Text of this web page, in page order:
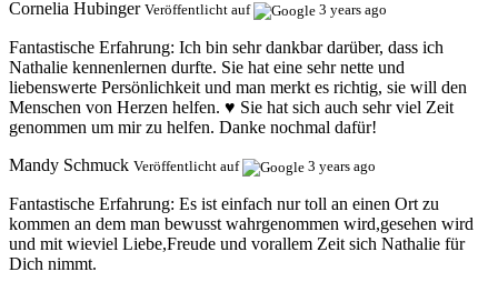
Cornelia Hubinger Veröffentlicht auf 3 years ago
Fantastische Erfahrung: Ich bin sehr dankbar darüber, dass ich
Nathalie kennenlernen durfte. Sie hat eine sehr nette und
liebenswerte Persönlichkeit und man merkt es richtig, sie will den
Menschen von Herzen helfen. ♥️ Sie hat sich auch sehr viel Zeit
genommen um mir zu helfen. Danke nochmal dafür!
Mandy Schmuck Veröffentlicht auf 3 years ago
Fantastische Erfahrung: Es ist einfach nur toll an einen Ort zu
kommen an dem man bewusst wahrgenommen wird,gesehen wird
und mit wieviel Liebe,Freude und vorallem Zeit sich Nathalie für
Dich nimmt.